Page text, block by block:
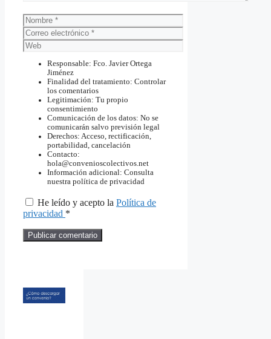
Nombre
Correo
electrónico
Web
Responsable: Fco. Javier Ortega
Jiménez
Finalidad del tratamiento: Controlar
los comentarios
Legitimación: Tu propio
consentimiento
Comunicación de los datos: No se
comunicarán salvo previsión legal
Derechos: Acceso, rectificación,
portabilidad, cancelación
Contacto:
hola@convenioscolectivos.net
Información adicional: Consulta
nuestra política de privacidad
He leído y acepto la Política de
privacidad *